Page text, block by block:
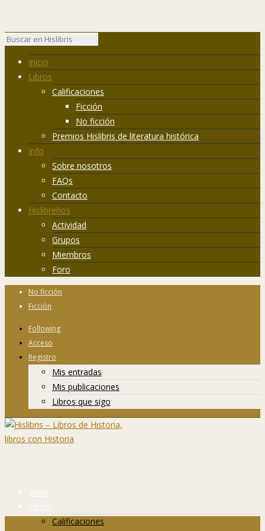
Inicio
Libros
Calificaciones
Ficción
No ficción
Premios Hislibris de literatura histórica
Info
Sobre nosotros
FAQs
Contacto
Hislibreños
Actividad
Grupos
Miembros
Foro
No ficción
Ficción
Following
Acceso
Registro
Mis entradas
Mis publicaciones
Libros que sigo
Inicio
Libros
Calificaciones